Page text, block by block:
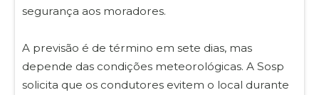
segurança aos moradores.
A previsão é de término em sete dias, mas
depende das condições meteorológicas. A Sosp
solicita que os condutores evitem o local durante